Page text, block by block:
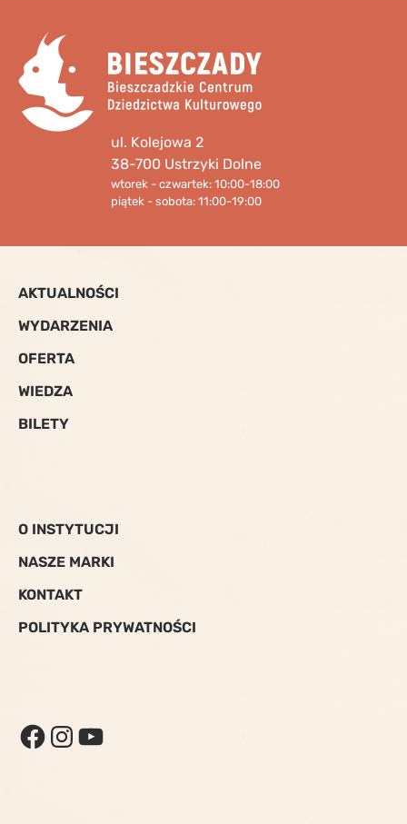
ul. Kolejowa 2
38-700 Ustrzyki Dolne
wtorek - czwartek: 10:00-18:00
piątek - sobota: 11:00-19:00
AKTUALNOŚCI
WYDARZENIA
OFERTA
WIEDZA
BILETY
O INSTYTUCJI
NASZE MARKI
KONTAKT
POLITYKA PRYWATNOŚCI
FACEBOOK
INSTAGRAM